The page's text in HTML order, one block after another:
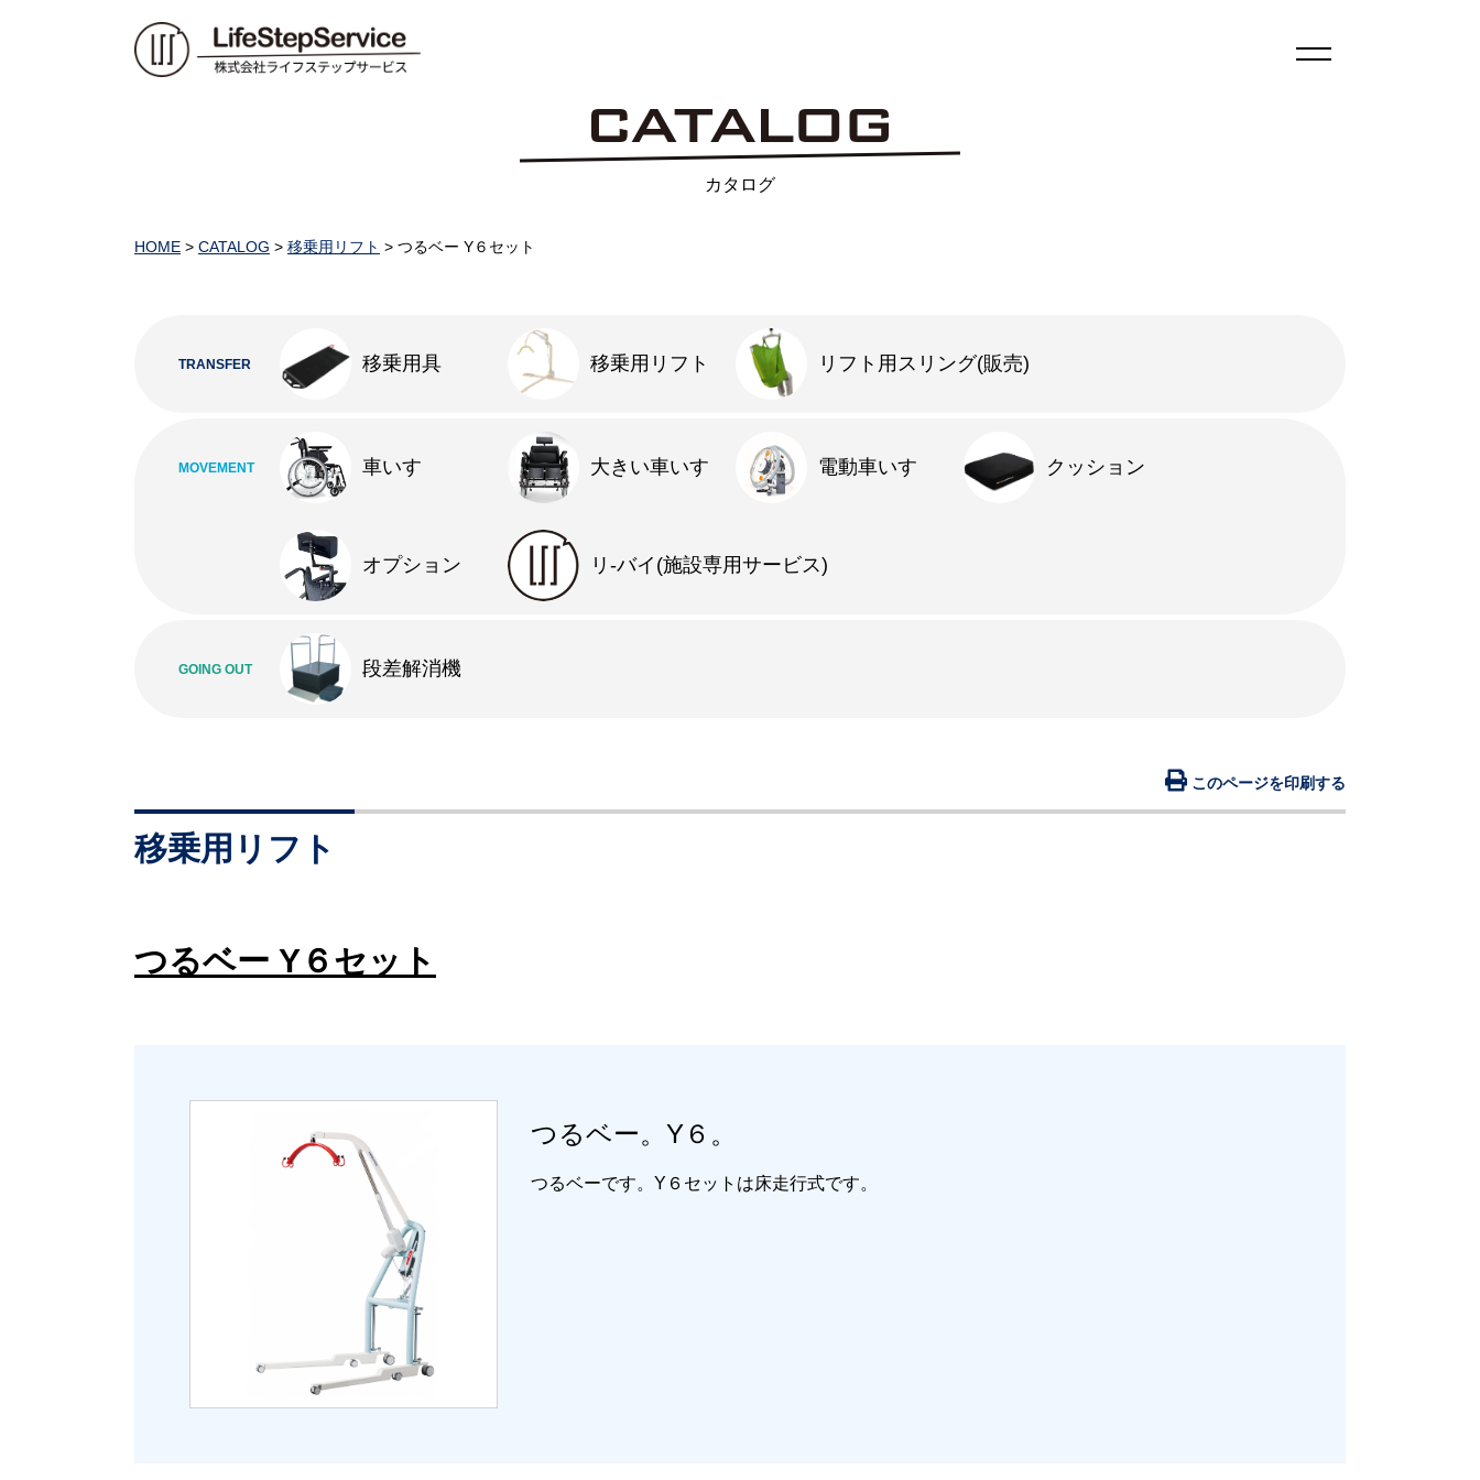
カタログ
HOME > CATALOG > 移乗用リフト > つるベー Y６セット
TRANSFER 移乗用具 移乗用リフト リフト用スリング(販売)
MOVEMENT 車いす 大きい車いす 電動車いす クッション
オプション リ-バイ(施設専用サービス)
GOING OUT 段差解消機
このページを印刷する
移乗用リフト
つるベー Y６セット
つるベー。Y６。
つるベーです。Y６セットは床走行式です。